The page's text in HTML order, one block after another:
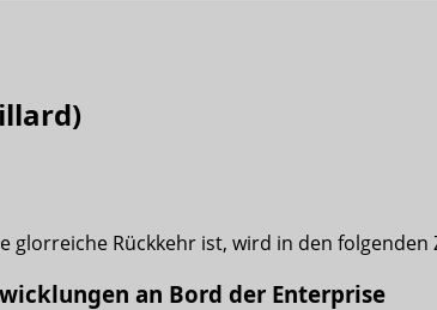
glorreiche Rückkehr ist, wird in den folgenden
an Bord der Enterprise